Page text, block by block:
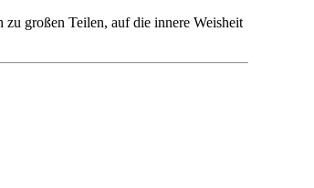
großen Teilen, auf die innere Weisheit